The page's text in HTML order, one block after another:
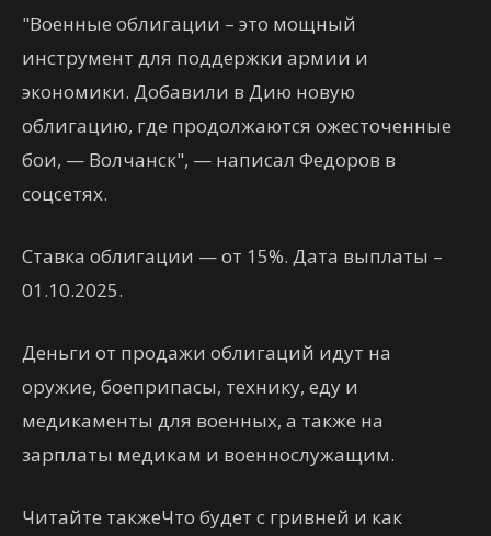
"Военные облигации – это мощный
инструмент для поддержки армии и
экономики. Добавили в Дию новую
облигацию, где продолжаются ожесточенные
бои, — Волчанск", — написал Федоров в
соцсетях.
Ставка облигации — от 15%. Дата выплаты –
01.10.2025.
Деньги от продажи облигаций идут на
оружие, боеприпасы, технику, еду и
медикаменты для военных, а также на
зарплаты медикам и военнослужащим.
Читайте такжеЧто будет с гривней и как